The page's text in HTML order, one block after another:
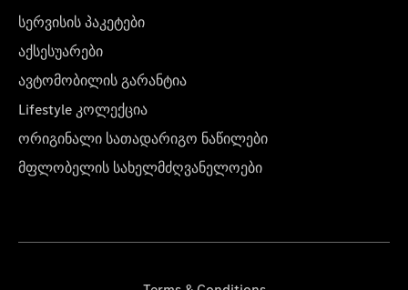
სერვისის პაკეტები
აქსესუარები
ავტომობილის გარანტია
Lifestyle კოლექცია
ორიგინალი სათადარიგო ნაწილები
მფლობელის სახელმძღვანელოები